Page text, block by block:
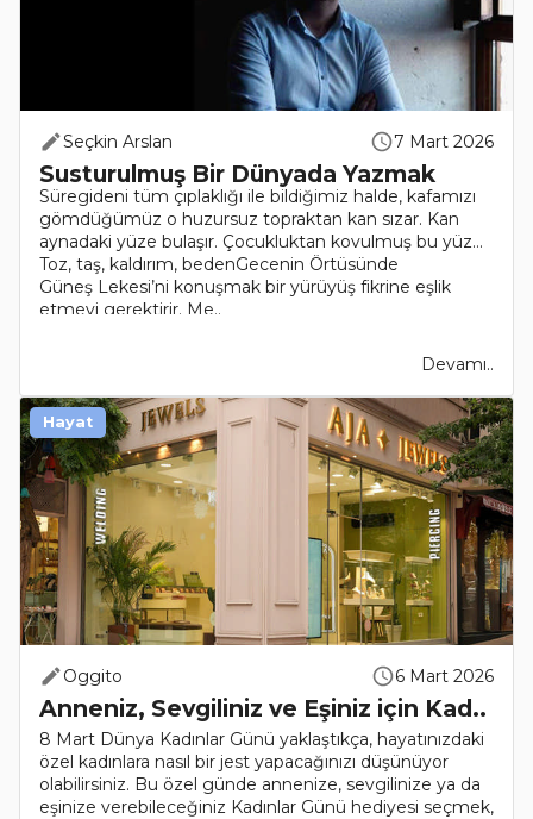
Seçkin Arslan 7 Mart 2026
Susturulmuş Bir Dünyada Yazmak
Süregideni tüm çıplaklığı ile bildiğimiz halde, kafamızı
gömdüğümüz o huzursuz topraktan kan sızar. Kan
aynadaki yüze bulaşır. Çocukluktan kovulmuş bu yüz…
Toz, taş, kaldırım, bedenGecenin Örtüsünde
Güneş Lekesi’ni konuşmak bir yürüyüş fikrine eşlik
etmeyi gerektirir. Me..
Devamı..
Oggito 6 Mart 2026
Anneniz, Sevgiliniz ve Eşiniz için Kad..
8 Mart Dünya Kadınlar Günü yaklaştıkça, hayatınızdaki
özel kadınlara nasıl bir jest yapacağınızı düşünüyor
olabilirsiniz. Bu özel günde annenize, sevgilinize ya da
eşinize verebileceğiniz Kadınlar Günü hediyesi seçmek,
Hayat